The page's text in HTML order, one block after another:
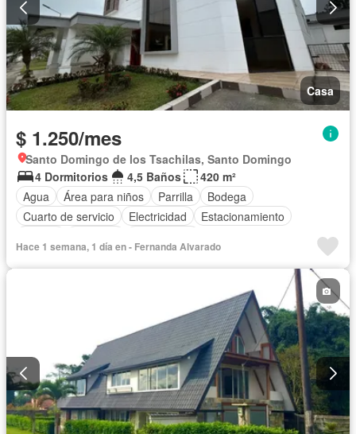
Casa
$ 1.250/mes
Santo Domingo de los Tsachilas, Santo Domingo
4 Dormitorios
4,5 Baños
420 m²
Agua
Área para niños Parrilla
Bodega
Cuarto de servicio
Electricidad
Estacionamiento
Hace 1 semana, 1 día en - Fernanda Alvarado